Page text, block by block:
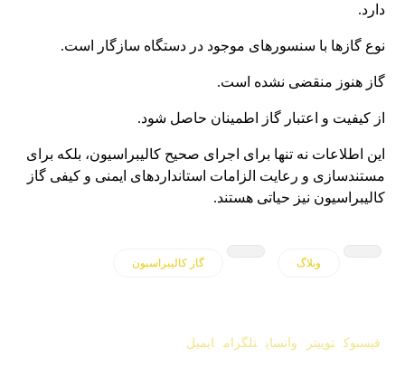
دارد.
نوع گازها با سنسورهای موجود در دستگاه سازگار است.
گاز هنوز منقضی نشده است.
از کیفیت و اعتبار گاز اطمینان حاصل شود.
این اطلاعات نه تنها برای اجرای صحیح کالیبراسیون، بلکه برای
مستندسازی و رعایت الزامات استانداردهای ایمنی و کیفی گاز
کالیبراسیون نیز حیاتی هستند.
وبلاگ گاز کالیبراسیون
فیسبوک توییتر واتساپ تلگرام ایمیل